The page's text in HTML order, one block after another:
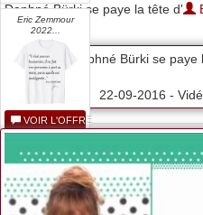
Daphné Bürki se paye la tête d'
Daphné Bürki se paye
22-09-2016 -
Eric Zemmour
2022...
VOIR L'OFFRE
...